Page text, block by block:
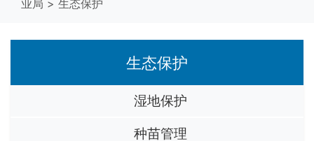
业局 > 生态保护
生态保护
湿地保护
种苗管理